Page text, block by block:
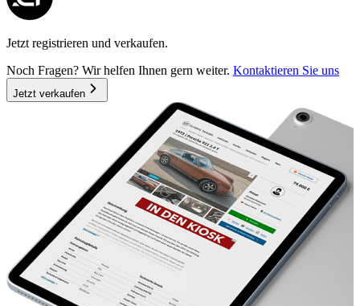
Jetzt registrieren und verkaufen.
Noch Fragen? Wir helfen Ihnen gern weiter. Kontaktieren Sie uns
Jetzt verkaufen